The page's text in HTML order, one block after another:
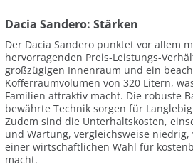
Dacia Sandero: Stärken
Der Dacia Sandero punktet vor allem
hervorragenden Preis-Leistungs-
großzügigen Innenraum und ein
Kofferraumvolumen von 320 Litern,
Familien attraktiv macht. Die robuste
bewährte Technik sorgen für
Zudem sind die Unterhaltskosten,
und Wartung, vergleichsweise niedrig,
einer wirtschaftlichen Wahl für
macht.